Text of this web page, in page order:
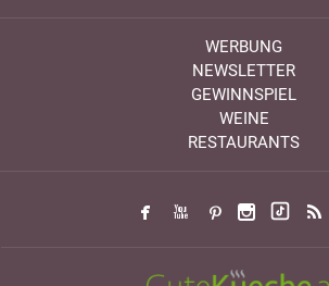
WERBUNG
NEWSLETTER
GEWINNSPIEL
WEINE
RESTAURANTS